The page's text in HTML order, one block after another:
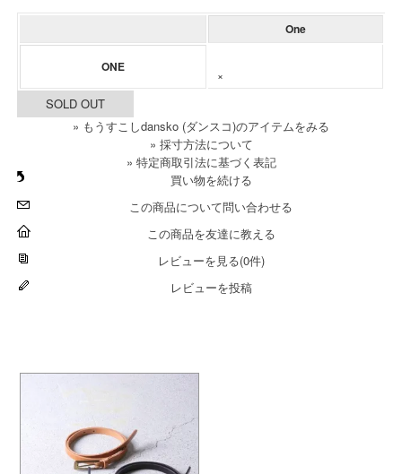
» 採寸方法について
» 特定商取引法に基づく表記
買い物を続ける
この商品について問い合わせる
この商品を友達に教える
レビューを見る(0件)
レビューを投稿
One
ONE
×
SOLD OUT
» もうすこしdansko (ダンスコ)のアイテムをみる